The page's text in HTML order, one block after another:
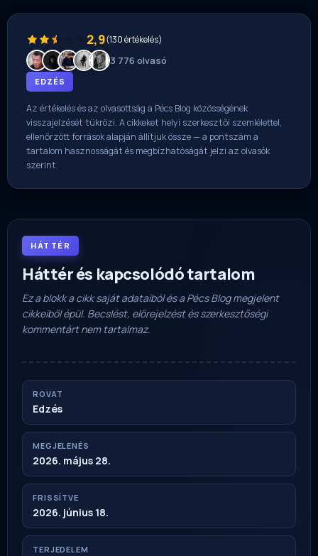
2,9(130 értékelés)
3 776 olvasó
EDZÉS
Az értékelés és az olvasottság a Pécs Blog közösségének
visszajelzését tükrözi. A cikkeket helyi szerkesztői szemlélettel,
ellenőrzött források alapján állítjuk össze — a pontszám a
tartalom hasznosságát és megbízhatóságát jelzi az olvasók
szerint.
HÁTTÉR
Háttér és kapcsolódó tartalom
Ez a blokk a cikk saját adataiból és a Pécs Blog megjelent
cikkeiből épül. Becslést, előrejelzést és szerkesztőségi
kommentárt nem tartalmaz.
ROVAT
Edzés
MEGJELENÉS
2026. május 28.
FRISSÍTVE
2026. június 18.
TERJEDELEM